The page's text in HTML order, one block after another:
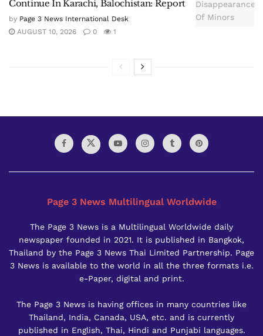
Continue In Karachi, Balochistan: Report
by Page 3 News International Desk
AUGUST 10, 2026
0 1
Page 3 News Multilingual Worldwide
The Page 3 News is a Multilingual Worldwide daily
newspaper founded in 2021. It is published in Bangkok,
Thailand by the Page 3 News Thai Limited Partnership. Page
3 News is available to the world in all the three formats i.e.
e-Paper, digital and print.
The Page 3 News is having offices in many countries like
Thailand, India, Canada, USA, etc. and is currently
published in English, Thai, Hindi and Punjabi languages.